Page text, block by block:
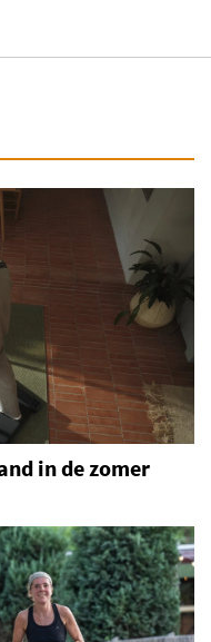
in de zomer